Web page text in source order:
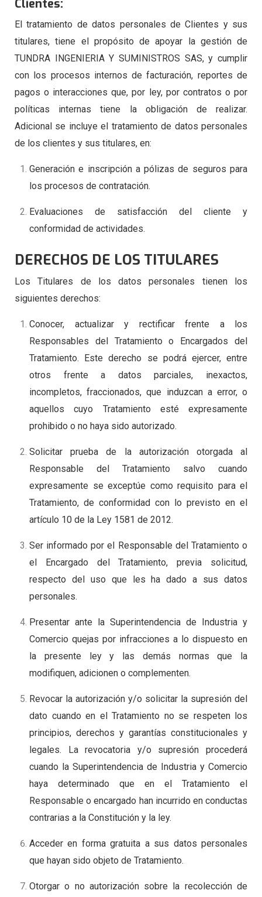
Clientes:
El tratamiento de datos personales de Clientes y sus
titulares, tiene el propósito de apoyar la gestión de
TUNDRA INGENIERIA Y SUMINISTROS SAS, y cumplir
con los procesos internos de facturación, reportes de
pagos o interacciones que, por ley, por contratos o por
políticas internas tiene la obligación de realizar.
Adicional se incluye el tratamiento de datos personales
de los clientes y sus titulares, en:
Generación e inscripción a pólizas de seguros para
los procesos de contratación.
Evaluaciones de satisfacción del cliente y
conformidad de actividades.
DERECHOS DE LOS TITULARES
Los Titulares de los datos personales tienen los
siguientes derechos:
Conocer, actualizar y rectificar frente a los
Responsables del Tratamiento o Encargados del
Tratamiento. Este derecho se podrá ejercer, entre
otros frente a datos parciales, inexactos,
incompletos, fraccionados, que induzcan a error, o
aquellos cuyo Tratamiento esté expresamente
prohibido o no haya sido autorizado.
Solicitar prueba de la autorización otorgada al
Responsable del Tratamiento salvo cuando
expresamente se exceptúe como requisito para el
Tratamiento, de conformidad con lo previsto en el
artículo 10 de la Ley 1581 de 2012.
Ser informado por el Responsable del Tratamiento o
el Encargado del Tratamiento, previa solicitud,
respecto del uso que les ha dado a sus datos
personales.
Presentar ante la Superintendencia de Industria y
Comercio quejas por infracciones a lo dispuesto en
la presente ley y las demás normas que la
modifiquen, adicionen o complementen.
Revocar la autorización y/o solicitar la supresión del
dato cuando en el Tratamiento no se respeten los
principios, derechos y garantías constitucionales y
legales. La revocatoria y/o supresión procederá
cuando la Superintendencia de Industria y Comercio
haya determinado que en el Tratamiento el
Responsable o encargado han incurrido en conductas
contrarias a la Constitución y la ley.
Acceder en forma gratuita a sus datos personales
que hayan sido objeto de Tratamiento.
Otorgar o no autorización sobre la recolección de